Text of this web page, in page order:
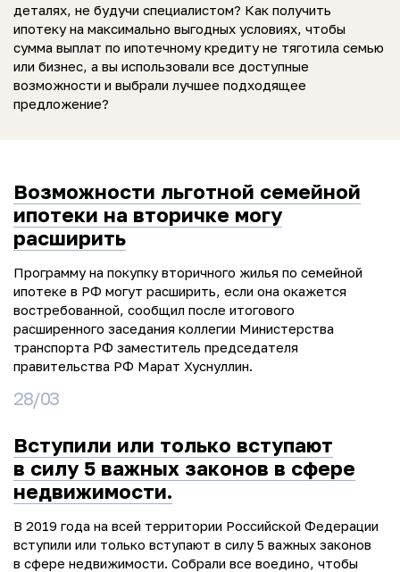
деталях, не будучи специалистом? Как получить
ипотеку на максимально выгодных условиях, чтобы
сумма выплат по ипотечному кредиту не тяготила семью
или бизнес, а вы использовали все доступные
возможности и выбрали лучшее подходящее
предложение?
Возможности льготной семейной
ипотеки на вторичке могу
расширить
Программу на покупку вторичного жилья по семейной
ипотеке в РФ могут расширить, если она окажется
востребованной, сообщил после итогового
расширенного заседания коллегии Министерства
транспорта РФ заместитель председателя
правительства РФ Марат Хуснуллин.
28/03
Вступили или только вступают
в силу 5 важных законов в сфере
недвижимости.
В 2019 года на всей территории Российской Федерации
вступили или только вступают в силу 5 важных законов
в сфере недвижимости. Собрали все воедино, чтобы